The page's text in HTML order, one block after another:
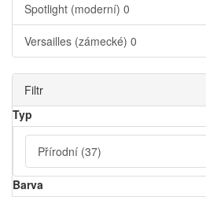
Spotlight (moderní) 0
Versailles (zámecké) 0
Filtr
Typ
Přírodní (37)
Barva